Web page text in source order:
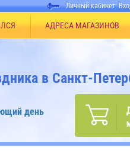
Личный кабинет:
АДРЕСА МАГАЗИНОВ
в Санкт-
день